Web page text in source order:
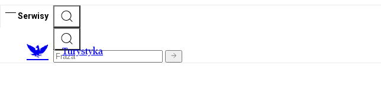
Serwisy
Turystyka